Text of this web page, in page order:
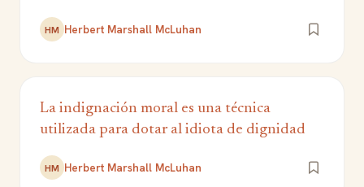
HM Herbert Marshall McLuhan
La indignación moral es una técnica
utilizada para dotar al idiota de dignidad
HM Herbert Marshall McLuhan